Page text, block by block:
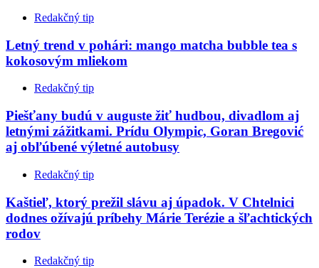
Redakčný tip
Letný trend v pohári: mango matcha bubble tea s
kokosovým mliekom
Redakčný tip
Piešťany budú v auguste žiť hudbou, divadlom aj
letnými zážitkami. Prídu Olympic, Goran Bregović
aj obľúbené výletné autobusy
Redakčný tip
Kaštieľ, ktorý prežil slávu aj úpadok. V Chtelnici
dodnes ožívajú príbehy Márie Terézie a šľachtických
rodov
Redakčný tip